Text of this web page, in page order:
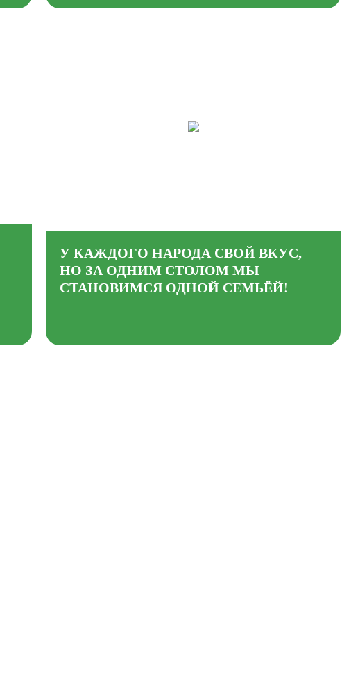
У КАЖДОГО НАРОДА СВОЙ ВКУС,
НО ЗА ОДНИМ СТОЛОМ МЫ
СТАНОВИМСЯ ОДНОЙ СЕМЬЁЙ!